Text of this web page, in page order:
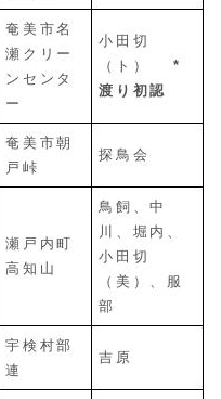
奄美市名
瀬クリー
ンセンタ
ー
小田切
（ト）*
渡り初認
奄美市朝
戸峠
探鳥会
瀬戸内町
高知山
鳥飼、中
川、堀内、
小田切
（美）、服
部
宇検村部
連
吉原